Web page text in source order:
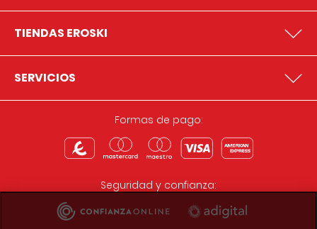
TIENDAS EROSKI
SERVICIOS
Formas de pago:
Seguridad y confianza: